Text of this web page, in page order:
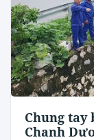
Chung tay
Chanh